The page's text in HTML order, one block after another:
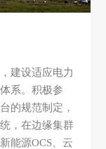
建设适应电力
系。积极参
的规范制定，
，在边缘集群
能源OCS、云